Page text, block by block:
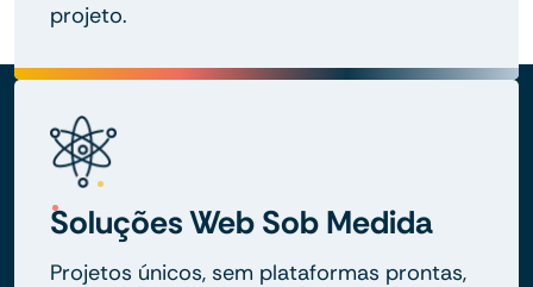
projeto.
Soluções Web Sob Medida
Projetos únicos, sem plataformas prontas,